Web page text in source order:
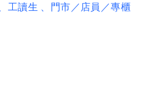
、工讀生
、門市／店員／專櫃